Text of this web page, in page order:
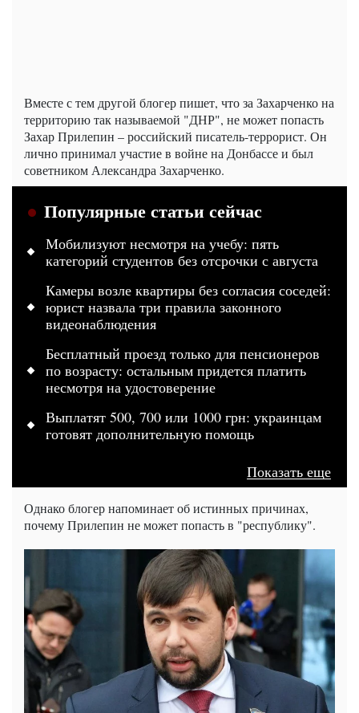
Вместе с тем другой блогер пишет, что за Захарченко на
территорию так называемой "ДНР", не может попасть
Захар Прилепин – российский писатель-террорист. Он
лично принимал участие в войне на Донбассе и был
советником Александра Захарченко.
Популярные статьи сейчас
Мобилизуют несмотря на учебу: пять
категорий студентов без отсрочки с августа
Камеры возле квартиры без согласия соседей:
юрист назвала три правила законного
видеонаблюдения
Бесплатный проезд только для пенсионеров
по возрасту: остальным придется платить
несмотря на удостоверение
Выплатят 500, 700 или 1000 грн: украинцам
готовят дополнительную помощь
Показать еще
Однако блогер напоминает об истинных причинах,
почему Прилепин не может попасть в "республику".